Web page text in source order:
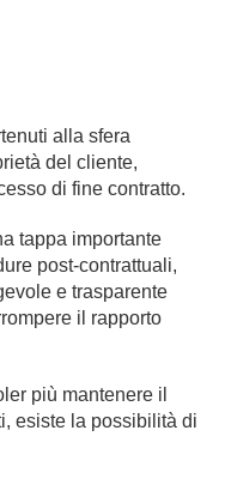
alla sfera
del cliente,
di fine contratto.
tappa importante
post-contrattuali,
e trasparente
il rapporto
più mantenere il
esiste la possibilità di